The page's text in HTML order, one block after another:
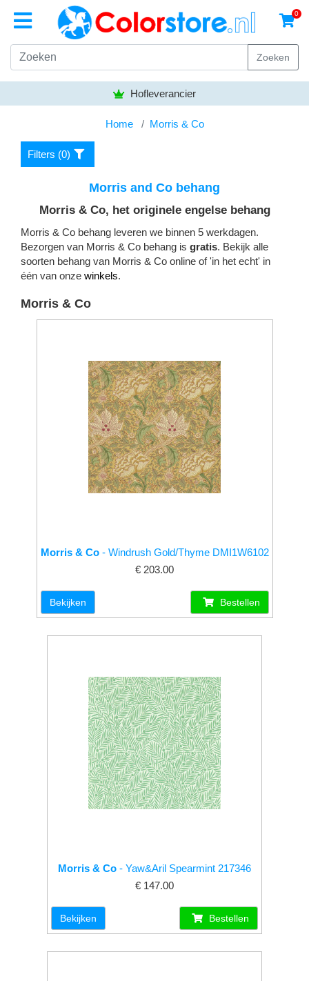
0
Zoeken
Hofleverancier
Home Morris & Co
Filters (0)
Morris and Co behang
Morris & Co, het originele engelse behang
Morris & Co behang leveren we binnen 5 werkdagen.
Bezorgen van Morris & Co behang is gratis. Bekijk alle
soorten behang van Morris & Co online of 'in het echt' in
één van onze winkels.
Morris & Co
Morris & Co- Windrush Gold/Thyme DMI1W6102
€ 203.00
Bekijken Bestellen
Morris & Co - Yaw&Aril Spearmint 217346
€ 147.00
Bekijken Bestellen